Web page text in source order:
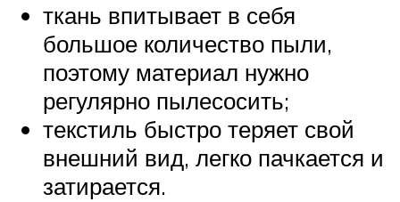
ткань впитывает в себя
большое количество пыли,
поэтому материал нужно
регулярно пылесосить;
текстиль быстро теряет свой
внешний вид, легко пачкается и
затирается.